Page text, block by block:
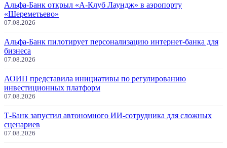
Альфа-Банк открыл «А-Клуб Лаундж» в аэропорту
«Шереметьево»
07.08.2026
Альфа-Банк пилотирует персонализацию интернет-банка для
бизнеса
07.08.2026
АОИП представила инициативы по регулированию
инвестиционных платформ
07.08.2026
Т-Банк запустил автономного ИИ-сотрудника для сложных
сценариев
07.08.2026